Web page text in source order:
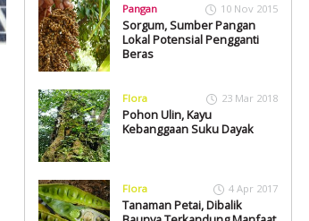
Pangan 10 Nov 2015
Sorgum, Sumber Pangan
Lokal Potensial Pengganti
Beras
Flora 23 Mar 2018
Pohon Ulin, Kayu
Kebanggaan Suku Dayak
Flora 4 Apr 2017
Tanaman Petai, Dibalik